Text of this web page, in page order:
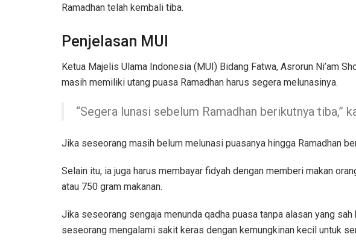
Ramadhan telah kembali tiba.
Penjelasan MUI
Ketua Majelis Ulama Indonesia (MUI) Bidang Fatwa, Asrorun Ni’am
masih memiliki utang puasa Ramadhan harus segera melunasinya.
“Segera lunasi sebelum Ramadhan berikutnya tiba,”
Jika seseorang masih belum melunasi puasanya hingga Ramadhan
Selain itu, ia juga harus membayar fidyah dengan memberi makan
atau 750 gram makanan.
Jika seseorang sengaja menunda qadha puasa tanpa alasan yang
seseorang mengalami sakit keras dengan kemungkinan kecil untuk